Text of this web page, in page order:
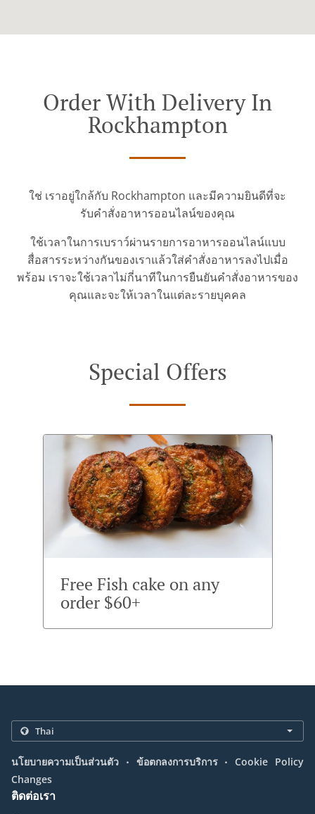
Order With Delivery In
Rockhampton
ใช่ เราอยู่ใกล้กับ Rockhampton และมีความยินดีที่จะ
รับคำสั่งอาหารออนไลน์ของคุณ
ใช้เวลาในการเบราว์ผ่านรายการอาหารออนไลน์แบบ
สื่อสารระหว่างกันของเราแล้วใส่คำสั่งอาหารลงไปเมื่อ
พร้อม เราจะใช้เวลาไม่กี่นาทีในการยืนยันคำสั่งอาหารของ
คุณและจะให้เวลาในแต่ละรายบุคคล
Special Offers
Free Fish cake on any
order $60+
นโยบายความเป็นส่วนตัว . ข้อตกลงการบริการ . Cookie Policy
Changes
ติดต่อเรา